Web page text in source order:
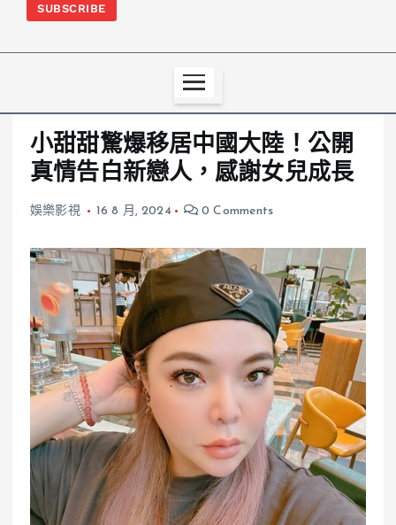
SUBSCRIBE
小甜甜驚爆移居中國大陸！公開
真情告白新戀人，感謝女兒成長
娛樂影視 16 8 月, 2024 0 Comments